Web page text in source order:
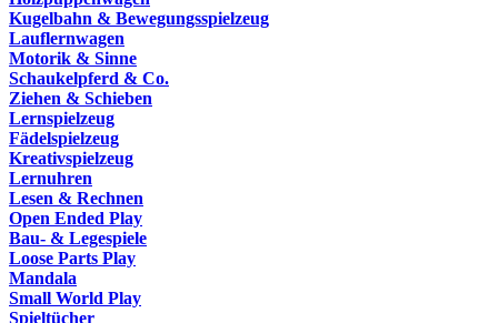
Kugelbahn & Bewegungsspielzeug
Lauflernwagen
Motorik & Sinne
Schaukelpferd & Co.
Ziehen & Schieben
Lernspielzeug
Fädelspielzeug
Kreativspielzeug
Lernuhren
Lesen & Rechnen
Open Ended Play
Bau- & Legespiele
Loose Parts Play
Mandala
Small World Play
Spieltücher